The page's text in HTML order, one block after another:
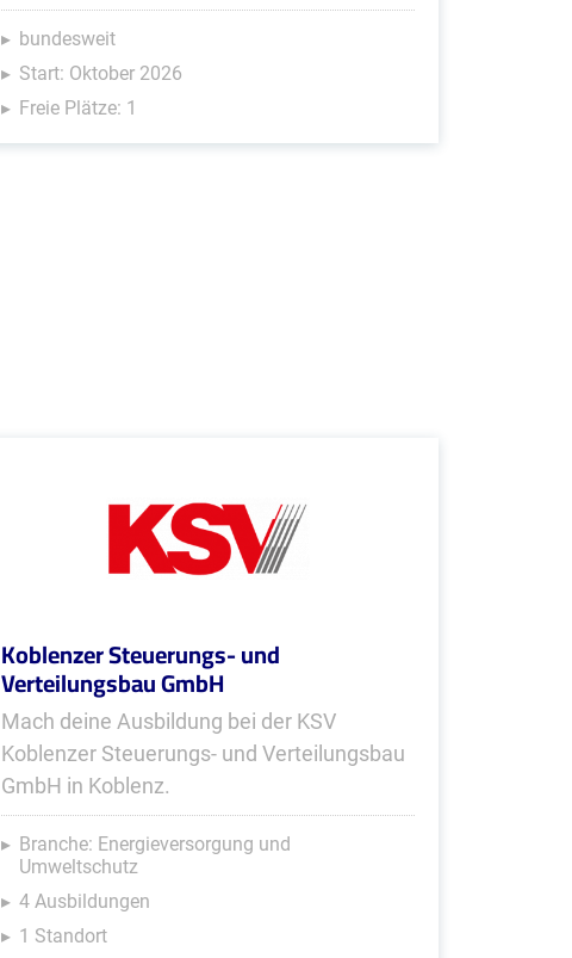
bundesweit
Start: Oktober 2026
Freie Plätze: 1
Koblenzer Steuerungs- und
Verteilungsbau GmbH
Mach deine Ausbildung bei der KSV
Koblenzer Steuerungs- und Verteilungsbau
GmbH in Koblenz.
Branche: Energieversorgung und
Umweltschutz
4 Ausbildungen
1 Standort